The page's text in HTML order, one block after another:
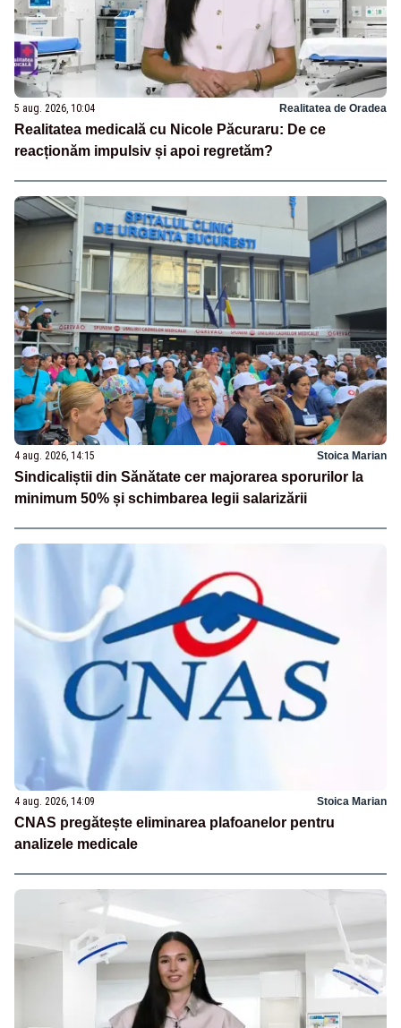
5 aug. 2026, 10:04 Realitatea de Oradea
Realitatea medicală cu Nicole Păcuraru: De ce
reacționăm impulsiv și apoi regretăm?
4 aug. 2026, 14:15 Stoica Marian
Sindicaliștii din Sănătate cer majorarea sporurilor la
minimum 50% și schimbarea legii salarizării
4 aug. 2026, 14:09 Stoica Marian
CNAS pregătește eliminarea plafoanelor pentru
analizele medicale